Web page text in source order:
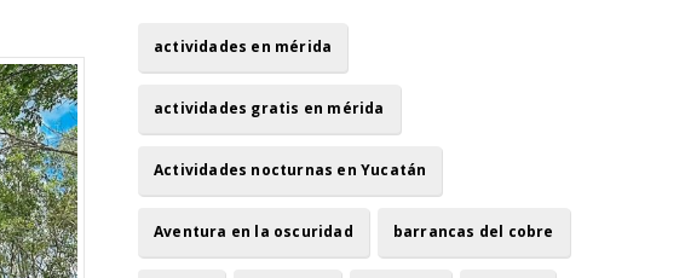
actividades en mérida
actividades gratis en mérida
Actividades nocturnas en Yucatán
Aventura en la oscuridad barrancas del cobre